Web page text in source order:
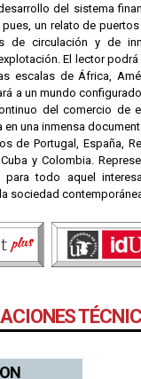
del sistema
pues, un relato de
de circulación y de
El lector
escalas de África,
a un mundo
del comercio de
una inmensa
de Portugal, España,
y Colombia.
para todo aquel
sociedad